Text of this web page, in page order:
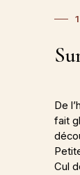
De
fait
Cul